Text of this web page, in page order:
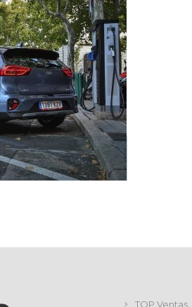
TOP Ventas